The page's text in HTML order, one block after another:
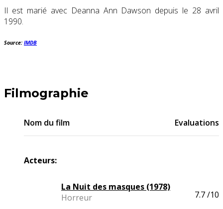
Il est marié avec Deanna Ann Dawson depuis le 28 avril
1990.
Source: IMDB
Filmographie
Nom du film Evaluations
Acteurs:
La Nuit des masques (1978)
Horreur
7.7/10